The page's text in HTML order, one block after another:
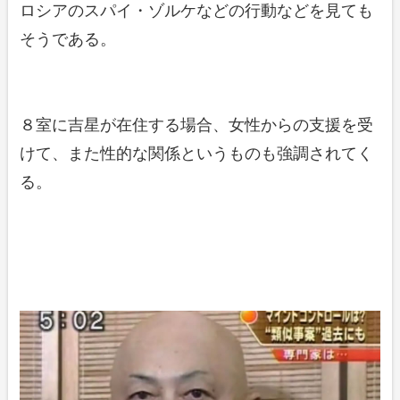
ロシアのスパイ・ゾルケなどの行動などを見ても
そうである。
８室に吉星が在住する場合、女性からの支援を受
けて、また性的な関係というものも強調されてく
る。